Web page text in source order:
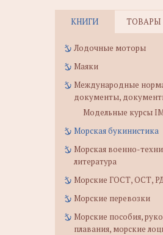
КНИГИ ТОВАРЫ
Лодочные моторы
Маяки
Международные
документы,
Модельные курсы
Морская букинистика
Морская военно-
литература
Морские ГОСТ, ОСТ,
Морские перевозки
Морские пособия,
плавания, морские